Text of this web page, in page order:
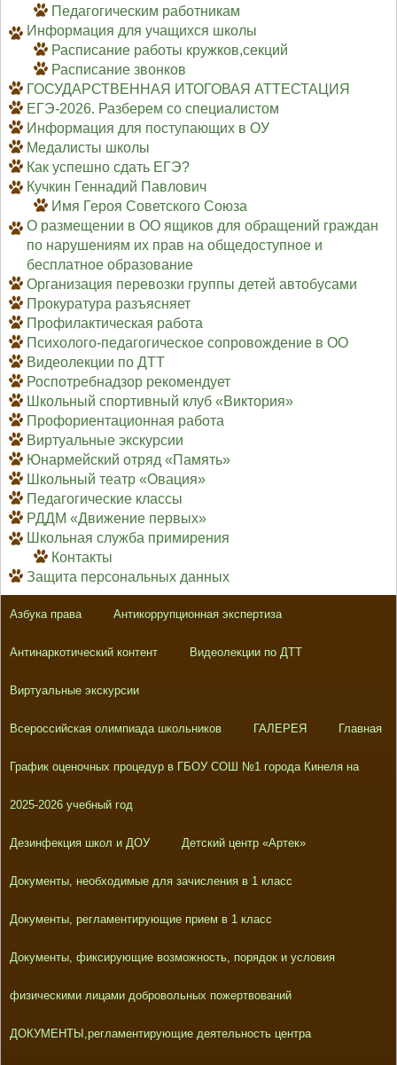
Педагогическим работникам
Информация для учащихся школы
Расписание работы кружков,секций
Расписание звонков
ГОСУДАРСТВЕННАЯ ИТОГОВАЯ АТТЕСТАЦИЯ
ЕГЭ-2026. Разберем со специалистом
Информация для поступающих в ОУ
Медалисты школы
Как успешно сдать ЕГЭ?
Кучкин Геннадий Павлович
Имя Героя Советского Союза
О размещении в ОО ящиков для обращений граждан
по нарушениям их прав на общедоступное и
бесплатное образование
Организация перевозки группы детей автобусами
Прокуратура разъясняет
Профилактическая работа
Психолого-педагогическое сопровождение в ОО
Видеолекции по ДТТ
Роспотребнадзор рекомендует
Школьный спортивный клуб «Виктория»
Профориентационная работа
Виртуальные экскурсии
Юнармейский отряд «Память»
Школьный театр «Овация»
Педагогические классы
РДДМ «Движение первых»
Школьная служба примирения
Контакты
Защита персональных данных
Азбука права Антикоррупционная экспертиза
Антинаркотический контент Видеолекции по ДТТ
Виртуальные экскурсии
Всероссийская олимпиада школьников ГАЛЕРЕЯ Главная
График оценочных процедур в ГБОУ СОШ №1 города Кинеля на
2025-2026 учебный год
Дезинфекция школ и ДОУ Детский центр «Артек»
Документы, необходимые для зачисления в 1 класс
Документы, регламентирующие прием в 1 класс
Документы, фиксирующие возможность, порядок и условия
физическими лицами добровольных пожертвований
ДОКУМЕНТЫ,регламентирующие деятельность центра